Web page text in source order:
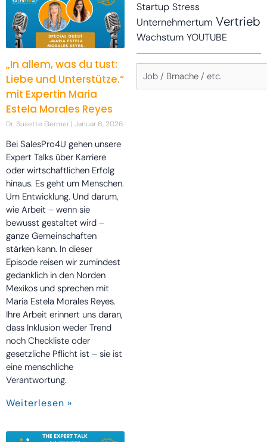
„In allem, was du tust:
Liebe und Unterstütze.“
mit Expertin Maria
Estela Morales Reyes
Dr. Susette Germer Januar 6, 2026
Bei SalesPro4U gehen unsere
Expert Talks über Karriere
oder wirtschaftlichen Erfolg
hinaus. Es geht um Menschen.
Um Entwicklung. Und darum,
wie Arbeit – wenn sie
bewusst gestaltet wird –
ganze Gemeinschaften
stärken kann. In dieser
Episode reisen wir zumindest
gedanklich in den Norden
Mexikos und sprechen mit
Maria Estela Morales Reyes.
Ihre Arbeit erinnert uns daran,
dass Inklusion weder Trend
noch Checkliste oder
gesetzliche Pflicht ist – sie ist
eine menschliche
Verantwortung.
Weiterlesen »
Startup Stress
Unternehmertum Vertrieb
Wachstum YOUTUBE
Suchbegriff:
Suche